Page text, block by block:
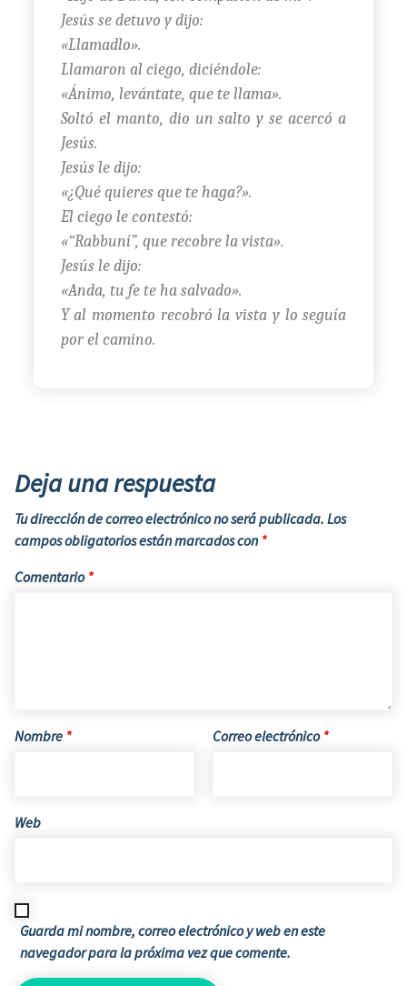
Jesús se detuvo y dijo:
«Llamadlo».
Llamaron al ciego, diciéndole:
«Ánimo, levántate, que te llama».
Soltó el manto, dio un salto y se acercó a
Jesús.
Jesús le dijo:
«¿Qué quieres que te haga?».
El ciego le contestó:
«“Rabbuní”, que recobre la vista».
Jesús le dijo:
«Anda, tu fe te ha salvado».
Y al momento recobró la vista y lo seguía
por el camino.
Deja una respuesta
Tu dirección de correo electrónico no será publicada. Los
campos obligatorios están marcados con *
Comentario *
Nombre * Correo electrónico *
Web
Guarda mi nombre, correo electrónico y web en este
navegador para la próxima vez que comente.